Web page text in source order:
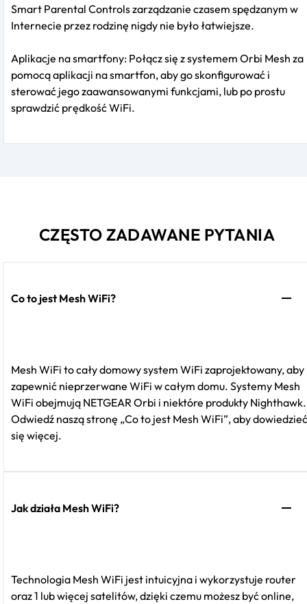
Smart Parental Controls zarządzanie czasem spędzanym w
Internecie przez rodzinę nigdy nie było łatwiejsze.
Aplikacje na smartfony: Połącz się z systemem Orbi Mesh za
pomocą aplikacji na smartfon, aby go skonfigurować i
sterować jego zaawansowanymi funkcjami, lub po prostu
sprawdzić prędkość WiFi.
CZĘSTO ZADAWANE PYTANIA
Co to jest Mesh WiFi?
Mesh WiFi to cały domowy system WiFi zaprojektowany, aby
zapewnić nieprzerwane WiFi w całym domu. Systemy Mesh
WiFi obejmują NETGEAR Orbi i niektóre produkty Nighthawk.
Odwiedź naszą stronę „Co to jest Mesh WiFi”, aby dowiedzieć
się więcej.
Jak działa Mesh WiFi?
Technologia Mesh WiFi jest intuicyjna i wykorzystuje router
oraz 1 lub więcej satelitów, dzięki czemu możesz być online,